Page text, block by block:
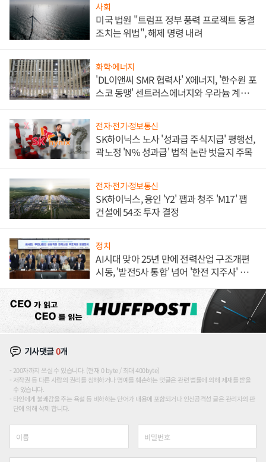
사회
미국 법원 "트럼프 정부 풍력 프로젝트 동결
조치는 위법", 해제 명령 내려
화학·에너지
'DL이앤씨 SMR 협력사' X에너지, '한수원 포
스코 동맹' 센트러스에너지와 우라늄 계약
전자·전기·정보통신
SK하이닉스 노사 '성과급 주식지급' 평행선,
곽노정 'N% 성과급' 법적 논란 벗을지 주목
전자·전기·정보통신
SK하이닉스, 용인 'Y2' 팹과 청주 'M17' 팹
건설에 54조 투자 결정
정치
AI시대 맞아 25년 만에 전력산업 구조개편
시동, '발전5사 통합' 넘어 '한전 지주사' 재편
기사댓글0개
200자까지 쓰실 수 있습니다. (현재 0 byte / 최대 400byte)
저작권 등 다른 사람의 권리를 침해하거나 명예를 훼손하는 댓글은 관련 법률에 의해 제재를 받을
수 있습니다.
타인에게 불쾌감을 주는 욕설 등 비하하는 단어가 내용에 포함되거나 인신공격성 글은 관리자의 판
단에 의해 삭제 합니다.